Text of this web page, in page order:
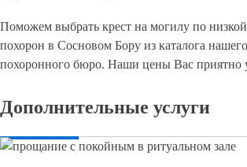
Поможем выбрать крест на могилу по
похорон в Сосновом Бору из каталога
похоронного бюро. Наши цены Вас приятно
Дополнительные услуги